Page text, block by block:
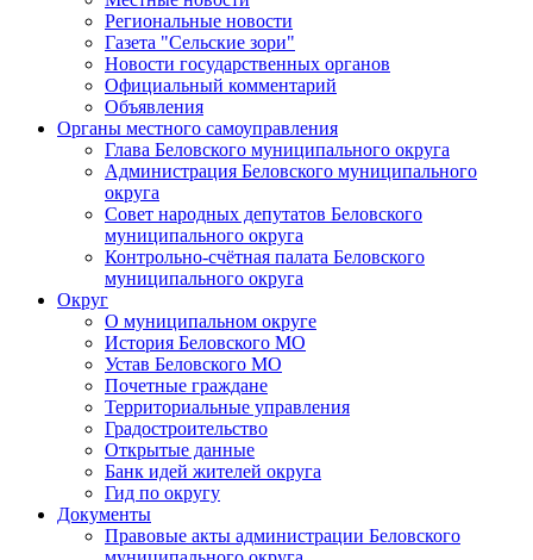
Региональные новости
Газета "Сельские зори"
Новости государственных органов
Официальный комментарий
Объявления
Органы местного самоуправления
Глава Беловского муниципального округа
Администрация Беловского муниципального
округа
Совет народных депутатов Беловского
муниципального округа
Контрольно-счётная палата Беловского
муниципального округа
Округ
О муниципальном округе
История Беловского МО
Устав Беловского МО
Почетные граждане
Территориальные управления
Градостроительство
Открытые данные
Банк идей жителей округа
Гид по округу
Документы
Правовые акты администрации Беловского